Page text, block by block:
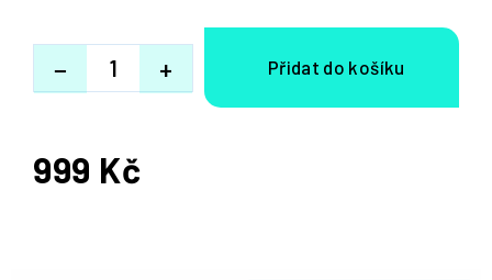
+
−
999 Kč
Měrná